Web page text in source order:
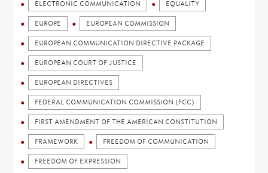
ELECTRONIC COMMUNICATION EQUALITY
EUROPE EUROPEAN COMMISSION
EUROPEAN COMMUNICATION DIRECTIVE PACKAGE
EUROPEAN COURT OF JUSTICE
EUROPEAN DIRECTIVES
FEDERAL COMMUNICATION COMMISSION (FCC)
FIRST AMENDMENT OF THE AMERICAN CONSTITUTION
FRAMEWORK FREEDOM OF COMMUNICATION
FREEDOM OF EXPRESSION